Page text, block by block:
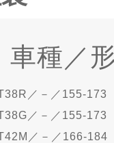
車種／
／－／155-173
／－／155-173
／－／166-184